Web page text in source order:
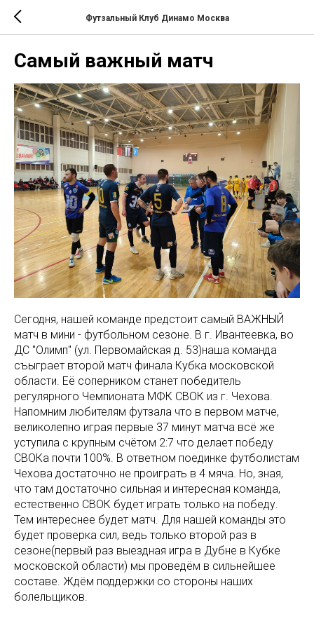
Футзальный Клуб Динамо Москва
Самый важный матч
Сегодня, нашей команде предстоит самый ВАЖНЫЙ
матч в мини - футбольном сезоне. В г. Ивантеевка, во
ДС "Олимп" (ул. Первомайская д. 53)наша команда
съыграет второй матч финала Кубка московской
области. Её соперником станет победитель
регулярного Чемпионата МФК СВОК из г. Чехова.
Напомним любителям футзала что в первом матче,
великолепно играя первые 37 минут матча всё же
уступила с крупным счётом 2:7 что делает победу
СВОКа почти 100%. В ответном поединке футболистам
Чехова достаточно не проиграть в 4 мяча. Но, зная,
что там достаточно сильная и интересная команда,
естественно СВОК будет играть только на победу.
Тем интереснее будет матч. Для нашей команды это
будет проверка сил, ведь только второй раз в
сезоне(первый раз выездная игра в Дубне в Кубке
московской области) мы проведём в сильнейшее
составе. Ждём поддержки со стороны наших
болельщиков.